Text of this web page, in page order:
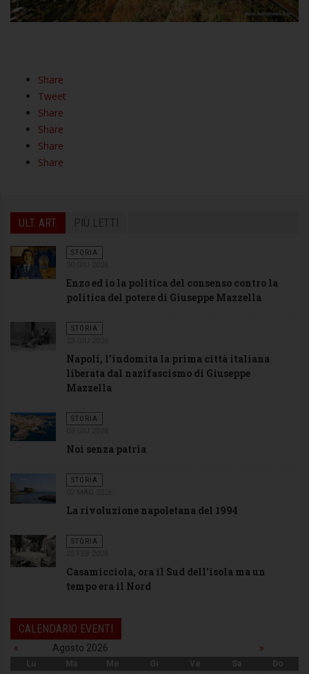
Share
Tweet
Share
Share
Share
Share
ULT. ART. PIÙ LETTI
STORIA
Enzo ed io la politica del consenso contro la
politica del potere di Giuseppe Mazzella
STORIA
Napoli, l’indomita la prima città italiana
liberata dal nazifascismo di Giuseppe
Mazzella
STORIA
Noi senza patria
STORIA
La rivoluzione napoletana del 1994
STORIA
Casamicciola, ora il Sud dell'isola ma un
tempo era il Nord
CALENDARIO EVENTI
« Agosto 2026 »
Lu Ma Me Gi Ve Sa
Do